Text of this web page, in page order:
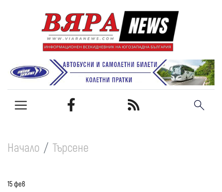
Начало Търсене
15 фев